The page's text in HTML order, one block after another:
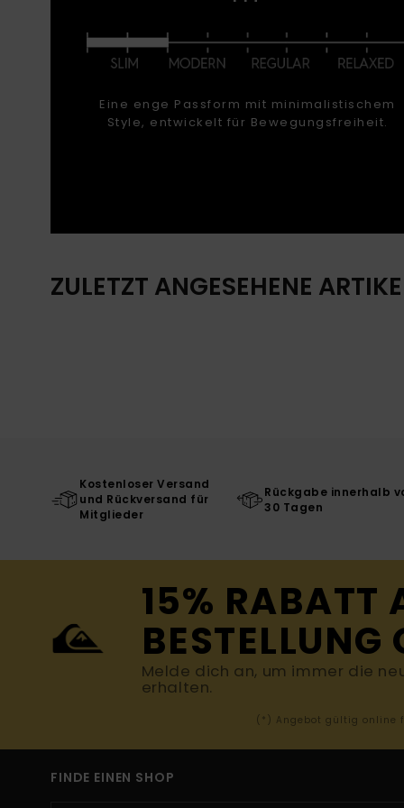
Eine enge Passform mit minimalistischem
Style, entwickelt für Bewegungsfreiheit.
ZULETZT ANGESEHENE
Kostenloser Versand
und Rückversand für
Mitglieder
Rückgabe innerhalb
30 Tagen
15% RABATT
BESTELLUNG
Melde dich an, um immer die
erhalten.
(*) Angebot gültig online
FINDE EINEN SHOP